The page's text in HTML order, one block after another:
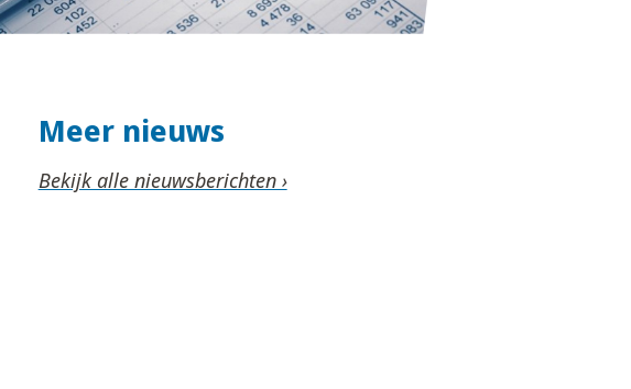
Meer nieuws
Bekijk alle nieuwsberichten ›